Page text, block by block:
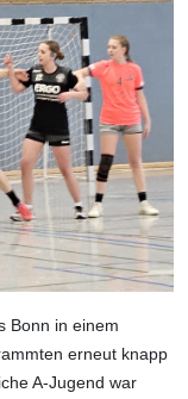
Bonn in einem
erneut knapp
A-Jugend war